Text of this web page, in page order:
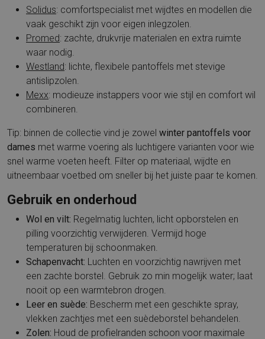
Solidus: comfortspecialist met wijdtes en modellen die
vaak geschikt zijn voor eigen inlegzolen.
Promed: zachte, drukvrije materialen en extra ruimte
waar nodig.
Westland: lichte, flexibele pantoffels met stevige
antislipzolen.
Mexx: modieuze instappers voor wie stijl en comfort wil
combineren.
Tip: binnen de collectie vind je zowel winter pantoffels voor
dames met warme voering als luchtigere varianten voor wie
snel warme voeten heeft. Filter op materiaal, wijdte en
uitneembaar voetbed om sneller bij het juiste paar te komen.
Gebruik en onderhoud
Wol en vilt: Regelmatig luchten, licht opborstelen en
pilling voorzichtig verwijderen. Vermijd hoge
temperaturen bij schoonmaken.
Schapenvacht: Luchten en voorzichtig nawrijven met
een zachte borstel. Gebruik zo min mogelijk water; laat
nooit op een warmtebron drogen.
Leer en suède: Bescherm met een geschikte spray,
vlekken zachtjes met een suèdeborstel behandelen.
Zolen: Houd de profielranden schoon voor maximale